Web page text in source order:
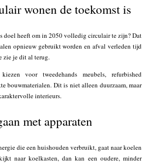
wonen de toekomst is
doel heeft om in 2050 volledig circulair te zijn? Dat
opnieuw gebruikt worden en afval verleden tijd
zie je dit al terug.
voor tweedehands meubels, refurbished
bouwmaterialen. Dit is niet alleen duurzaam, maar
interieurs.
met apparaten
die een huishouden verbruikt, gaat naar koelen
naar koelkasten, dan kan een oudere, minder